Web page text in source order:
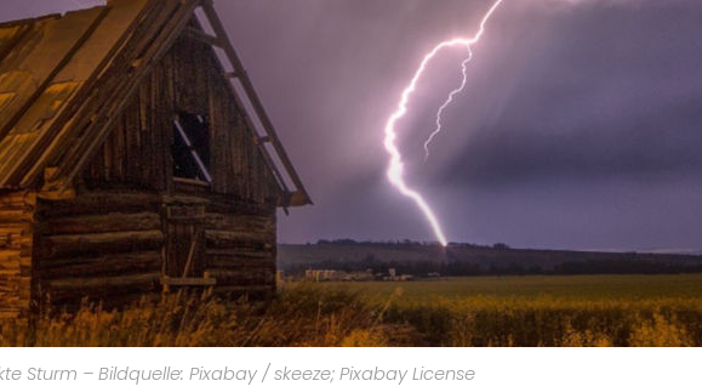
Sturm – Bildquelle: Pixabay / skeeze; Pixabay License